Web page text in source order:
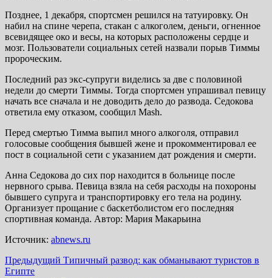
Позднее, 1 декабря, спортсмен решился на татуировку. Он
набил на спине черепа, стакан с алкоголем, деньги, огненное
всевидящее око и весы, на которых расположены сердце и
мозг. Пользователи социальных сетей назвали порыв Тиммы
пророческим.
Последний раз экс-супруги виделись за две с половиной
недели до смерти Тиммы. Тогда спортсмен упрашивал певицу
начать все сначала и не доводить дело до развода. Седокова
ответила ему отказом, сообщил Mash.
Перед смертью Тимма выпил много алкоголя, отправил
голосовые сообщения бывшей жене и прокомментировал ее
пост в социальной сети с указанием дат рождения и смерти.
Анна Седокова до сих пор находится в больнице после
нервного срыва. Певица взяла на себя расходы на похороны
бывшего супруга и транспортировку его тела на родину.
Организует прощание с баскетболистом его последняя
спортивная команда. Автор: Мария Макарьина
Источник: abnews.ru
Навигация
Предыдущий Типичный развод: как обманывают туристов в
Египте